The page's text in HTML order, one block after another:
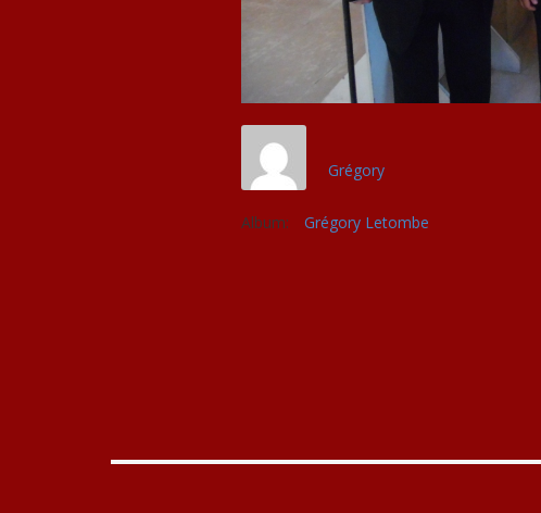
Grégory
Album: Grégory Letombe